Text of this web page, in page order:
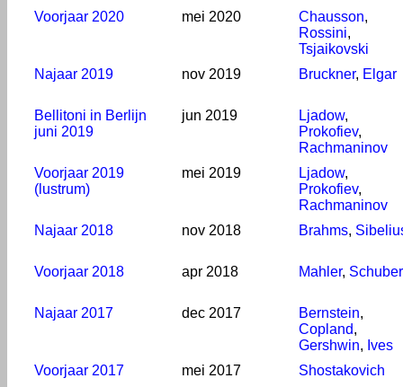
Voorjaar 2020
mei 2020 Chausson,
Rossini,
Tsjaikovski
Najaar 2019
nov 2019 Bruckner, Elgar
Bellitoni in Berlijn
juni 2019
jun 2019 Ljadow,
Prokofiev,
Rachmaninov
Voorjaar 2019
(lustrum)
mei 2019 Ljadow,
Prokofiev,
Rachmaninov
Najaar 2018
nov 2018 Brahms,
Voorjaar 2018 apr 2018 Mahler,
Najaar 2017 dec 2017 Bernstein,
Copland,
Gershwin, Ives
Voorjaar 2017
mei 2017 Shostakovich